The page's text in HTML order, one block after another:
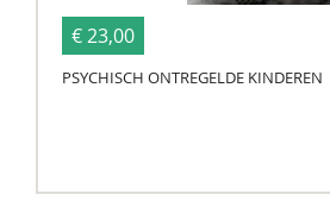
€ 23,00
PSYCHISCH ONTREGELDE KINDEREN